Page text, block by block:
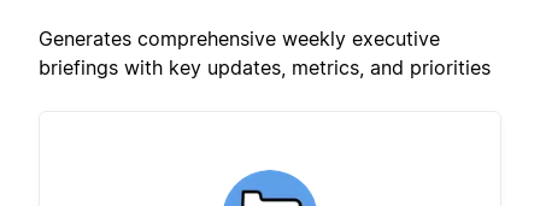
Generates comprehensive weekly executive
briefings with key updates, metrics, and priorities